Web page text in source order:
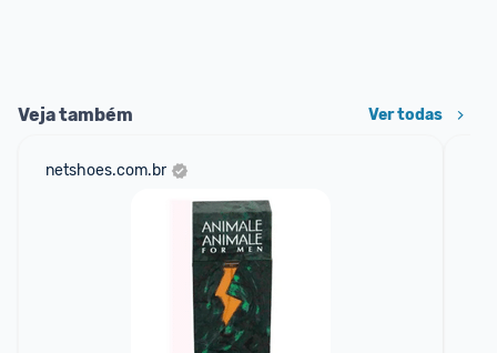
Veja também Ver todas
netshoes.com.br